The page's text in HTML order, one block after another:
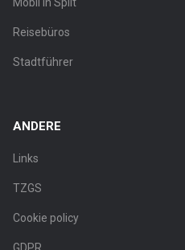
Reisebüros
Stadtführer
ANDERE
Links
TZGS
Cookie policy